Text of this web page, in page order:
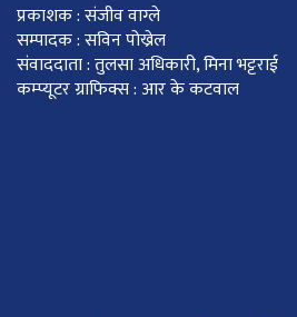
प्रकाशक : संजीव वाग्ले
सम्पादक : सविन पोख्रेल
संवाददाता : तुलसा अधिकारी, मिना भट्टराई
कम्प्यूटर ग्राफिक्स : आर के कटवाल